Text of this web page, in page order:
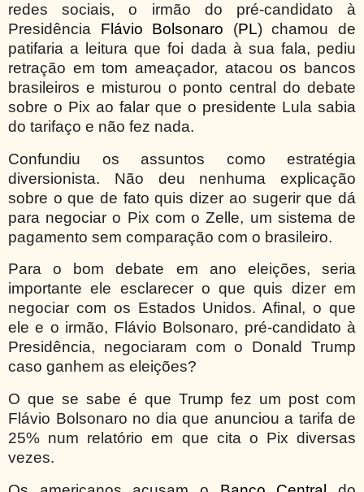
redes sociais, o irmão do pré-candidato à
Presidência Flávio Bolsonaro (PL) chamou de
patifaria a leitura que foi dada à sua fala, pediu
retração em tom ameaçador, atacou os bancos
brasileiros e misturou o ponto central do debate
sobre o Pix ao falar que o presidente Lula sabia
do tarifaço e não fez nada.
Confundiu os assuntos como estratégia
diversionista. Não deu nenhuma explicação
sobre o que de fato quis dizer ao sugerir que dá
para negociar o Pix com o Zelle, um sistema de
pagamento sem comparação com o brasileiro.
Para o bom debate em ano eleições, seria
importante ele esclarecer o que quis dizer em
negociar com os Estados Unidos. Afinal, o que
ele e o irmão, Flávio Bolsonaro, pré-candidato à
Presidência, negociaram com o Donald Trump
caso ganhem as eleições?
O que se sabe é que Trump fez um post com
Flávio Bolsonaro no dia que anunciou a tarifa de
25% num relatório em que cita o Pix diversas
vezes.